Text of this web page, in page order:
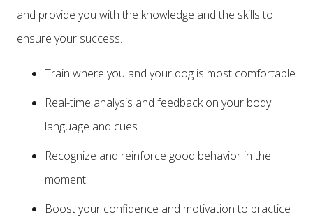
and provide you with the knowledge and the skills to
ensure your success.
Train where you and your dog is most comfortable
Real-time analysis and feedback on your body
language and cues
Recognize and reinforce good behavior in the
moment
Boost your confidence and motivation to practice